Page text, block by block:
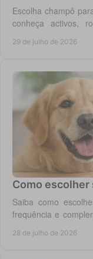
Escolha champô
conheça activos,
29 de julho de 2026
Como escolher
Saiba como
frequência e
28 de julho de 2026